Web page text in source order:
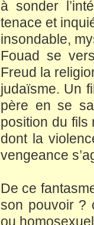
à sonder
tenace et
insondable,
Fouad se
Freud la
judaïsme. Un
père en se
position du fils
dont la
vengeance
De ce
son pouvoir ?
ou